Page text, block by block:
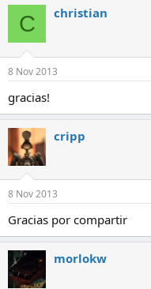
C christian
8 Nov 2013
gracias!
cripp
8 Nov 2013
Gracias por compartir
morlokw